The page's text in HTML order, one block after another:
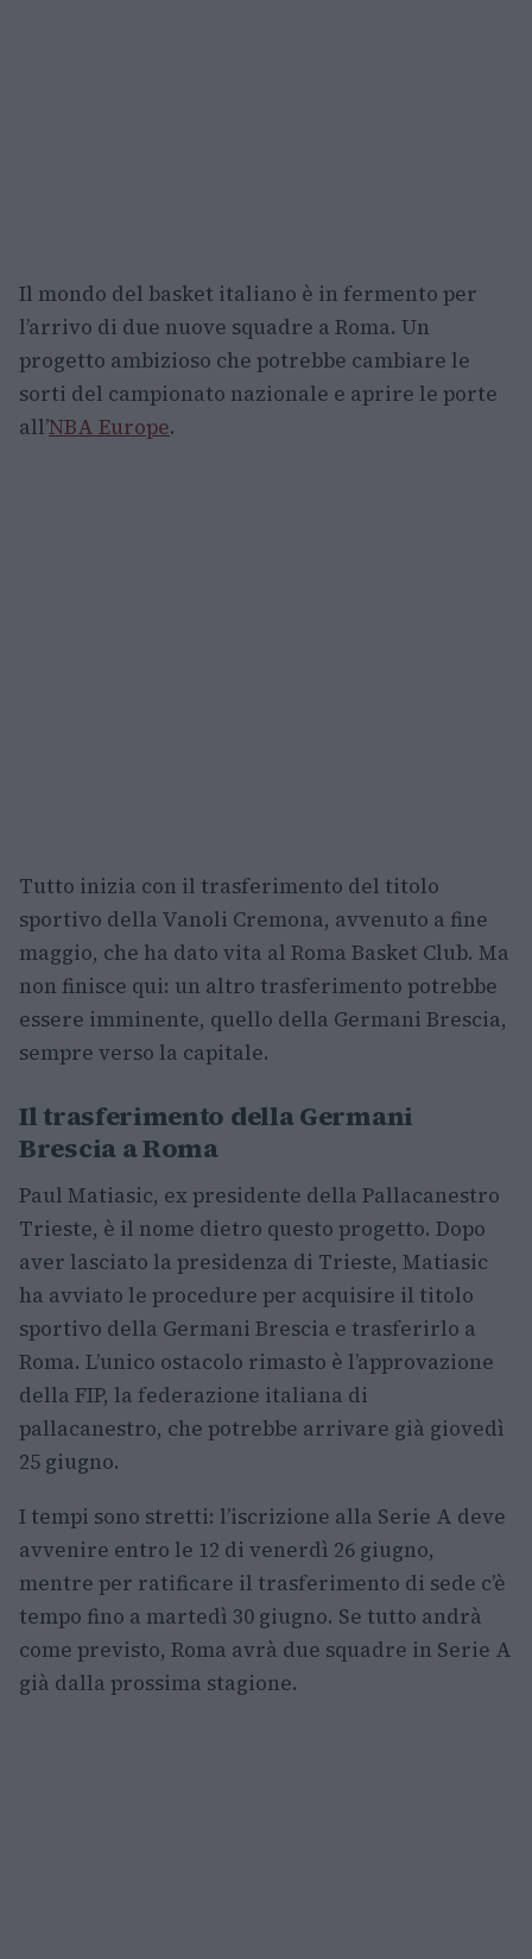
Il mondo del basket italiano è in fermento per
l’arrivo di due nuove squadre a Roma. Un
progetto ambizioso che potrebbe cambiare le
sorti del campionato nazionale e aprire le porte
all’NBA Europe.
Tutto inizia con il trasferimento del titolo
sportivo della Vanoli Cremona, avvenuto a fine
maggio, che ha dato vita al Roma Basket Club. Ma
non finisce qui: un altro trasferimento potrebbe
essere imminente, quello della Germani Brescia,
sempre verso la capitale.
Il trasferimento della Germani
Brescia a Roma
Paul Matiasic, ex presidente della Pallacanestro
Trieste, è il nome dietro questo progetto. Dopo
aver lasciato la presidenza di Trieste, Matiasic
ha avviato le procedure per acquisire il titolo
sportivo della Germani Brescia e trasferirlo a
Roma. L’unico ostacolo rimasto è l’approvazione
della FIP, la federazione italiana di
pallacanestro, che potrebbe arrivare già giovedì
25 giugno.
I tempi sono stretti: l’iscrizione alla Serie A deve
avvenire entro le 12 di venerdì 26 giugno,
mentre per ratificare il trasferimento di sede c’è
tempo fino a martedì 30 giugno. Se tutto andrà
come previsto, Roma avrà due squadre in Serie A
già dalla prossima stagione.